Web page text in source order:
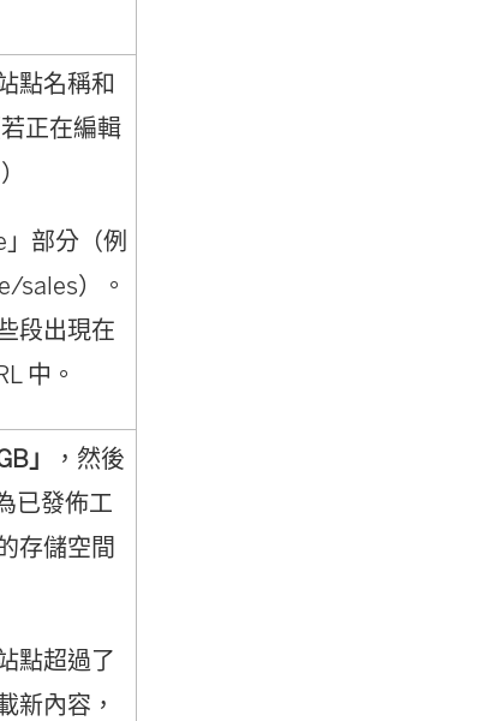
點名稱和
正在編輯
部分（例
）。
段出現在
中。
」
，然後
已發佈工
存儲空間
點超過了
新內容，